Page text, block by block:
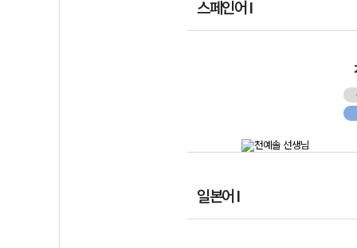
스페인어 I
일본어 I